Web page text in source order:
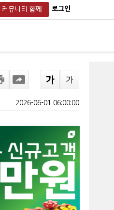
커뮤니티 함께 로그인
2026-06-01 06:00:00